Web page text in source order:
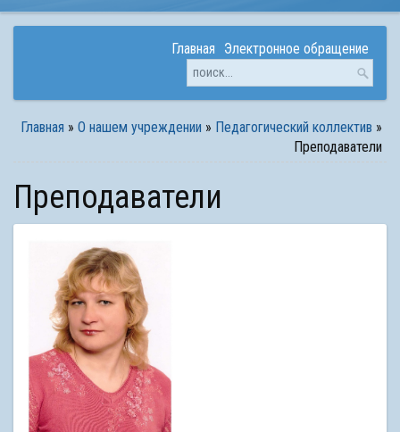
Главная Электронное обращение
Главная » О нашем учреждении » Педагогический коллектив »
Преподаватели
Преподаватели